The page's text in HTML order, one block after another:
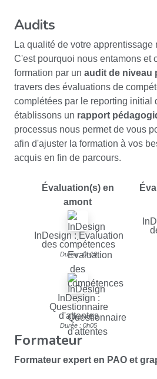
Audits
La qualité de votre
C'est pourquoi nous entamons et
formation par un audit de niveau
travers des évaluations de
complétées par le reporting initial
établissons un rapport
processus nous permet de vous
afin d'ajuster la formation à vos
acquis en fin de parcours.
Évaluation(s) en
amont
InDesign : Evaluation
des compétences
Durée : 0h10
InDesign :
Questionnaire
d'attentes
Durée : 0h05
Formateur
Formateur expert en PAO et